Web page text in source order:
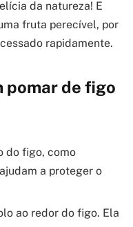
da natureza! E
fruta perecível, por
rapidamente.
pomar de figo
do figo, como
a proteger o
ao redor do figo. Ela